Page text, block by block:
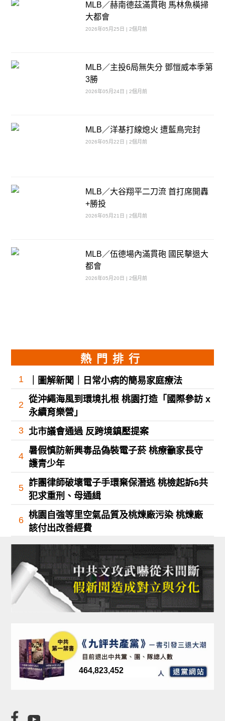
MLB／赫南德茲滿貫砲 馬林魚橫掃
大都會
2026年05月25日 | 2個月前
MLB／主投6局無失分 鄧愷威本季第
3勝
2026年05月24日 | 2個月前
MLB／洋基打線熄火 遭藍鳥完封
2026年05月22日 | 2個月前
MLB／大谷翔平二刀流 首打席開轟
+勝投
2026年05月21日 | 2個月前
MLB／伍德場內滿貫砲 國民擊退大
都會
2026年05月20日 | 2個月前
熱門排行
1 ｜圖解新聞｜日常小病的簡易家庭療法
2
從沖繩海風到環境扎根 桃園打造「國際參訪 x
永續育樂營」
3 北市議會通過 反跨境鎮壓提案
4
暑假慎防新興毒品偽裝電子菸 桃療籲家長守
護青少年
5
詐團律師破壞電子手環棄保潛逃 桃檢起訴6共
犯求重刑、母通緝
6
桃園自強等里空氣品質及桃煉廠污染 桃煉廠
該付出改善經費
464,823,452